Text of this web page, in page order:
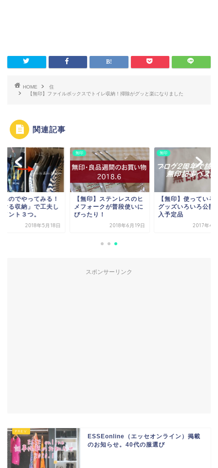
HOME
住
【無印】ファイルボックスでトイレ収納！掃除がグッと楽になりました
関連記事
ものでやってみる！
ける収納」で工夫し
イント３つ。
2018年5月18日
無印
【無印】ステンレスのヒ
メフォークが普段使いに
ぴったり！
2018年6月19日
無印
【無印】使っている
グッズいろいろ公開
入予定品
2017年4
スポンサーリンク
ESSEonline（エッセオンライン）掲載
のお知らせ。40代の服選び